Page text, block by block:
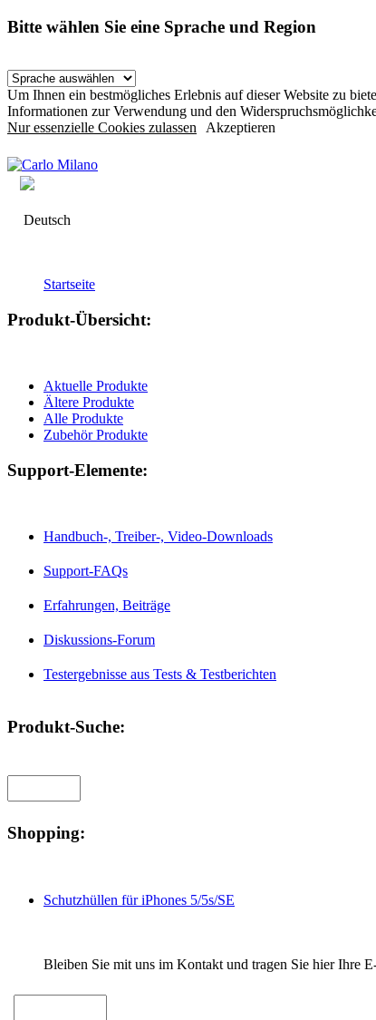
Bitte wählen Sie eine Sprache und Region
Um Ihnen ein bestmögliches Erlebnis auf dieser Website zu
Informationen zur Verwendung und den
Nur essenzielle Cookies zulassen Akzeptieren
Deutsch
Startseite
Produkt-Übersicht:
Aktuelle Produkte
Ältere Produkte
Alle Produkte
Zubehör Produkte
Support-Elemente:
Handbuch-, Treiber-, Video-Downloads
Support-FAQs
Erfahrungen, Beiträge
Diskussions-Forum
Testergebnisse aus Tests & Testberichten
Produkt-Suche:
Shopping:
Schutzhüllen für iPhones 5/5s/SE
Bleiben Sie mit uns im Kontakt und tragen Sie hier Ihre